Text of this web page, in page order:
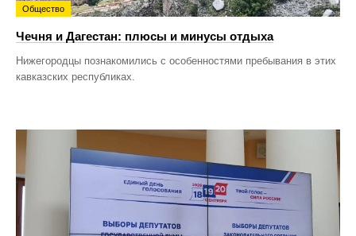
Общество
Чечня и Дагестан: плюсы и минусы отдыха
Нижегородцы познакомились с особенностями пребывания в этих
кавказских республиках.